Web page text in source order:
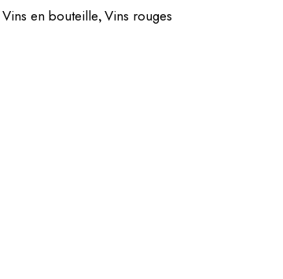
Vins en bouteille,Vins rouges